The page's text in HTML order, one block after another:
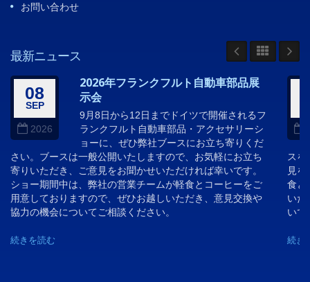
お問い合わせ
最新ニュース
08
SEP
2026
2026年フランクフルト自動車部品展
示会
9月8日から12日までドイツで開催されるフ
ランクフルト自動車部品・アクセサリーシ
ョーに、ぜひ弊社ブースにお立ち寄りくだ
さい。ブースは一般公開いたしますので、お気軽にお立ち
寄りいただき、ご意見をお聞かせいただければ幸いです。
ショー期間中は、弊社の営業チームが軽食とコーヒーをご
用意しておりますので、ぜひお越しいただき、意見交換や
協力の機会についてご相談ください。
続きを読む
スを
見
食と
いた
いで
続き